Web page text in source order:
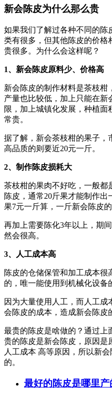
新会陈皮为什么那么贵
如果我们了解过各种不同的陈
类有很多，但其他陈皮的价格
贵很多。为什么会这样呢？
1、新会陈皮原料少、价格高
新会陈皮的制作材料是茶枝柑
产量也比较低，加上只能在
限，加上城镇化发展，种植
常贵。
据了解，新会茶枝柑的果子，
高品质的则要近20元一斤。
2、制作陈皮损耗大
茶枝柑的果肉不好吃，一般都
陈皮，通常20斤果才能制作
果7元一斤算，一斤新会陈皮
再加上需要陈化3年以上，期
然会很高。
3、人工成本高
陈皮的仓储保管和加工成本
的，唯一能使用到机械化设备
因为大量使用人工，而人工
会陈皮的成本，造成新会陈皮
最贵的陈皮是啥做的？通过上
贵的陈皮是新会陈皮，原因是
人工成本 高等原因，所以新
的。
最好的陈皮是哪里产